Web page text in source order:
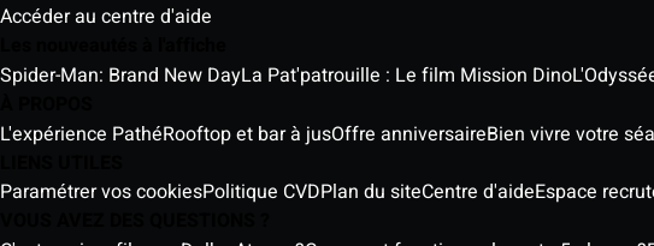
Accéder au centre d'aide
Spider-Man: Brand New DayLa Pat'patrouille : Le film Mission Dino
L'expérience PathéRooftop et bar à jusOffre anniversaireBien vivre votre
Paramétrer vos cookiesPolitique CVDPlan du siteCentre d'aideEspace